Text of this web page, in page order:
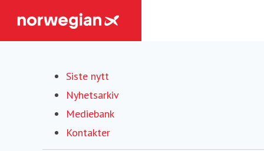
Siste nytt
Nyhetsarkiv
Mediebank
Kontakter